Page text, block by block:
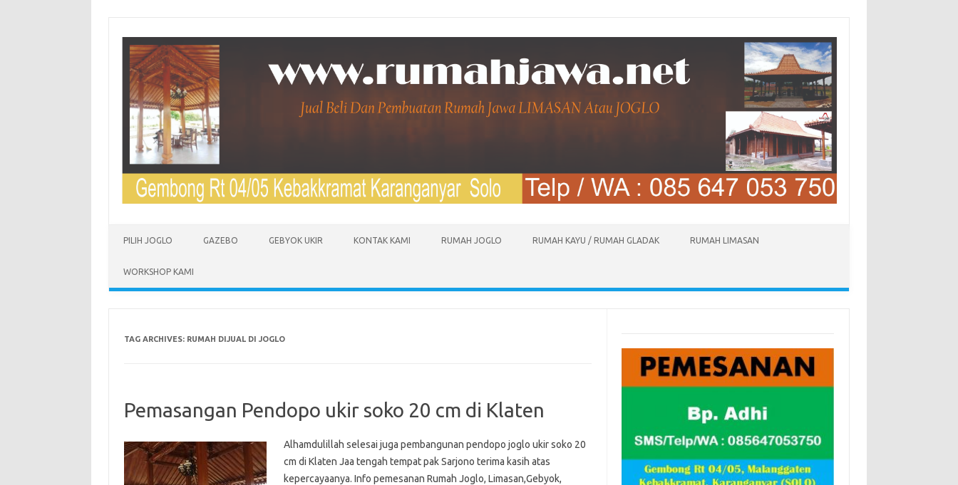
PILIH JOGLO GAZEBO GEBYOK UKIR KONTAK KAMI RUMAH JOGLO RUMAH KAYU / RUMAH GLADAK RUMAH LIMASAN
WORKSHOP KAMI
TAG ARCHIVES: RUMAH DIJUAL DI JOGLO
Pemasangan Pendopo ukir soko 20 cm di Klaten
Alhamdulillah selesai juga pembangunan pendopo joglo ukir soko 20
cm di Klaten Jaa tengah tempat pak Sarjono terima kasih atas
kepercayaanya. Info pemesanan Rumah Joglo, Limasan,Gebyok,